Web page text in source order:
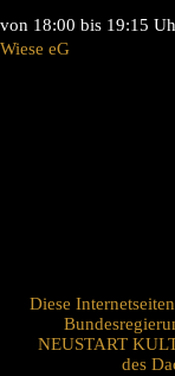
von 18:00 bis 19:15
Wiese eG
Diese
NEUSTART
des